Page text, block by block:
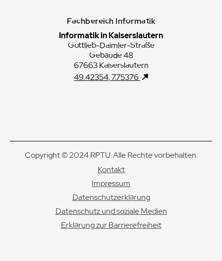
Fachbereich Informatik
Informatik in Kaiserslautern
Gottlieb-Daimler-Straße
Gebäude 48
67663 Kaiserslautern
49.42354, 7.75376
Copyright © 2024 RPTU. Alle Rechte vorbehalten.
Kontakt
Impressum
Datenschutzerklärung
Datenschutz und soziale Medien
Erklärung zur Barrierefreiheit